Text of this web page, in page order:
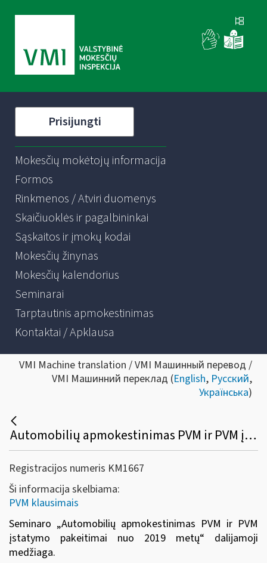
Prisijungti
Mokesčių mokėtojų informacija
Formos
Rinkmenos / Atviri duomenys
Skaičiuoklės ir pagalbininkai
Sąskaitos ir įmokų kodai
Mokesčių žinynas
Mokesčių kalendorius
Seminarai
Tarptautinis apmokestinimas
Kontaktai / Apklausa
VMI Machine translation / VMI Машинный перевод /
VMI Машинний переклад (English, Русский,
Українська)
Automobilių apmokestinimas PVM ir PVM įstatymo pakeitimai nuo 2019 m.
Registracijos numeris KM1667
Ši informacija skelbiama:
PVM klausimais
Seminaro „Automobilių apmokestinimas PVM ir PVM
įstatymo pakeitimai nuo 2019 metų“ dalijamoji
medžiaga.